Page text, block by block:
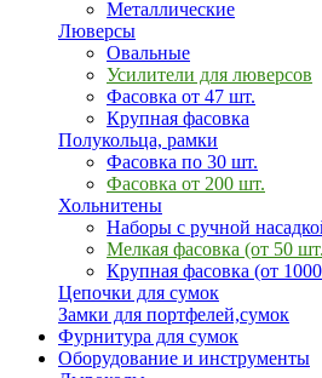
Металлические
Люверсы
Овальные
Усилители для люверсов
Фасовка от 47 шт.
Крупная фасовка
Полукольца, рамки
Фасовка по 30 шт.
Фасовка от 200 шт.
Хольнитены
Наборы с ручной
Мелкая фасовка (от 50
Крупная фасовка (от
Цепочки для сумок
Замки для портфелей,сумок
Фурнитура для сумок
Оборудование и инструменты